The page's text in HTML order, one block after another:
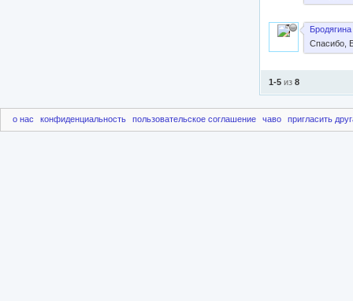
Спасибо,
1-5 из 8
о нас конфиденциальность пользовательское соглашение чаво пригласить